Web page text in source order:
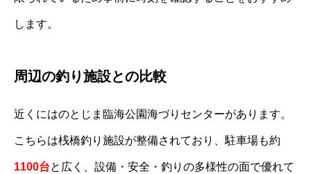
します。
周辺の釣り施設との比較
近くにはのとじま臨海公園海づりセンターがあります。
こちらは桟橋釣り施設が整備されており、駐車場も約
1100台と広く、設備・安全・釣りの多様性の面で優れて